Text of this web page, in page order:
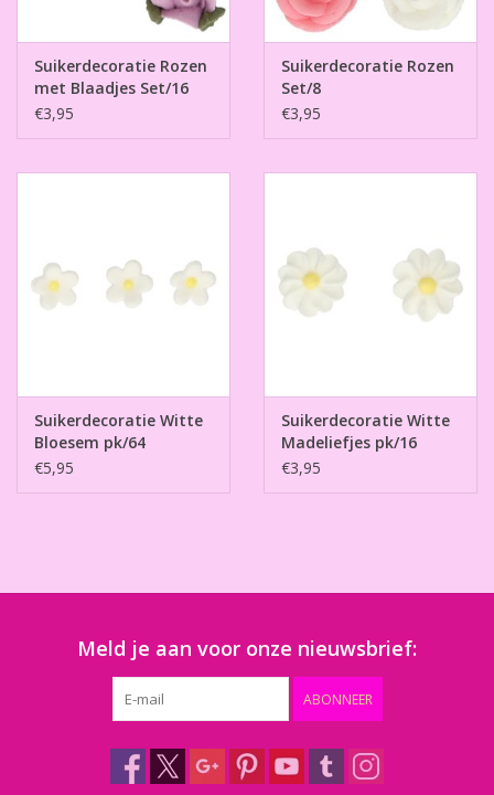
Suikerdecoratie Rozen
met Blaadjes Set/16
€3,95
Suikerdecoratie Rozen
Set/8
€3,95
Suikerdecoratie Witte
Bloesem pk/64
€5,95
Suikerdecoratie Witte
Madeliefjes pk/16
€3,95
Meld je aan voor onze nieuwsbrief:
ABONNEER